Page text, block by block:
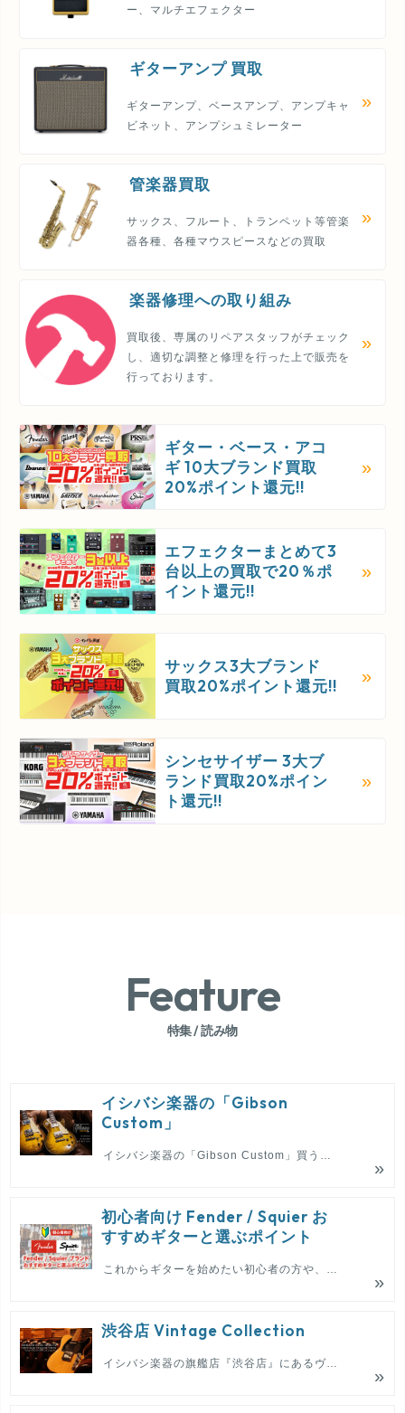
ー、マルチエフェクター
ギターアンプ 買取
ギターアンプ、ベースアンプ、アンプキャ
ビネット、アンプシュミレーター
管楽器買取
サックス、フルート、トランペット等管楽
器各種、各種マウスピースなどの買取
楽器修理への取り組み
買取後、専属のリペアスタッフがチェック
し、適切な調整と修理を行った上で販売を
行っております。
ギター・ベース・アコ
ギ 10大ブランド買取
20%ポイント還元!!
エフェクターまとめて3
台以上の買取で20％ポ
イント還元!!
サックス3大ブランド
買取20%ポイント還元!!
シンセサイザー 3大ブ
ランド買取20%ポイン
ト還元!!
Feature
特集 / 読み物
イシバシ楽器の「Gibson
Custom」
初心者向け Fender / Squier お
すすめギターと選ぶポイント
渋谷店 Vintage Collection
イシバシ楽器の旗艦店『渋谷店』にあるヴィンテージギターのストックリストです。フェンダー、ギブソンを中心としたヴィンテージギターの世界へ。